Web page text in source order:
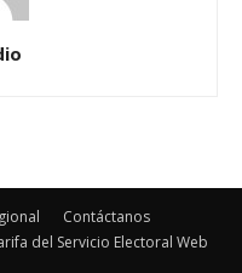
Contáctanos
del Servicio Electoral Web